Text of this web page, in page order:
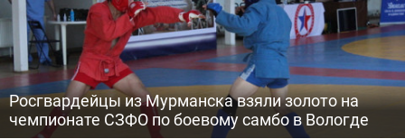
Росгвардейцы из Мурманска взяли золото на
чемпионате СЗФО по боевому самбо в Вологде